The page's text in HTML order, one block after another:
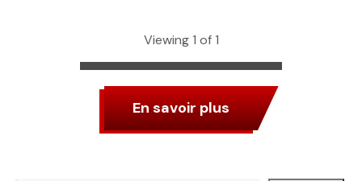
Viewing 1 of 1
En savoir plus